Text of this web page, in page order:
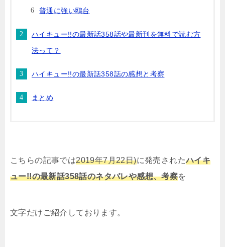
普通に強い鴎台
ハイキュー!!の最新話358話や最新刊を無料で読む方
法って？
ハイキュー!!の最新話358話の感想と考察
まとめ
こちらの記事では2019年7月22日)に発売されたハイキ
ュー!!の最新話358話のネタバレや感想、考察を
文字だけご紹介しております。